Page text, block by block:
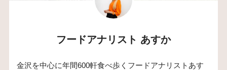
フードアナリスト あすか
金沢を中心に年間600軒食べ歩くフードアナリストあす